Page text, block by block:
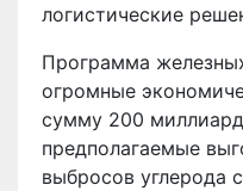
логистические
Программа
огромные
сумму 200
предполагаемые
выбросов углерода